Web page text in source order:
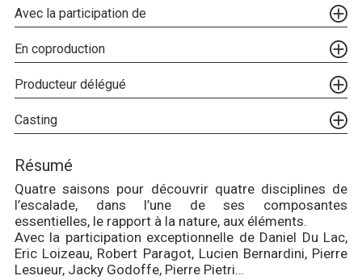
Avec la participation de
En coproduction
Producteur délégué
Casting
Résumé
Quatre saisons pour découvrir quatre disciplines de
l’escalade, dans l’une de ses composantes
essentielles, le rapport à la nature, aux éléments.
Avec la participation exceptionnelle de Daniel Du Lac,
Eric Loizeau, Robert Paragot, Lucien Bernardini, Pierre
Lesueur, Jacky Godoffe, Pierre Pietri…